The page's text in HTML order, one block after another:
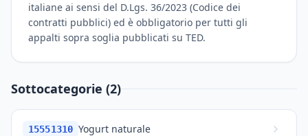
italiane ai sensi del D.Lgs. 36/2023 (Codice dei
contratti pubblici) ed è obbligatorio per tutti gli
appalti sopra soglia pubblicati su TED.
Sottocategorie (2)
15551310 Yogurt naturale